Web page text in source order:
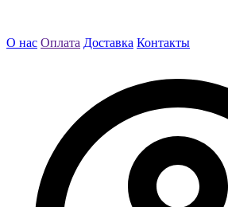
О нас Оплата Доставка Контакты